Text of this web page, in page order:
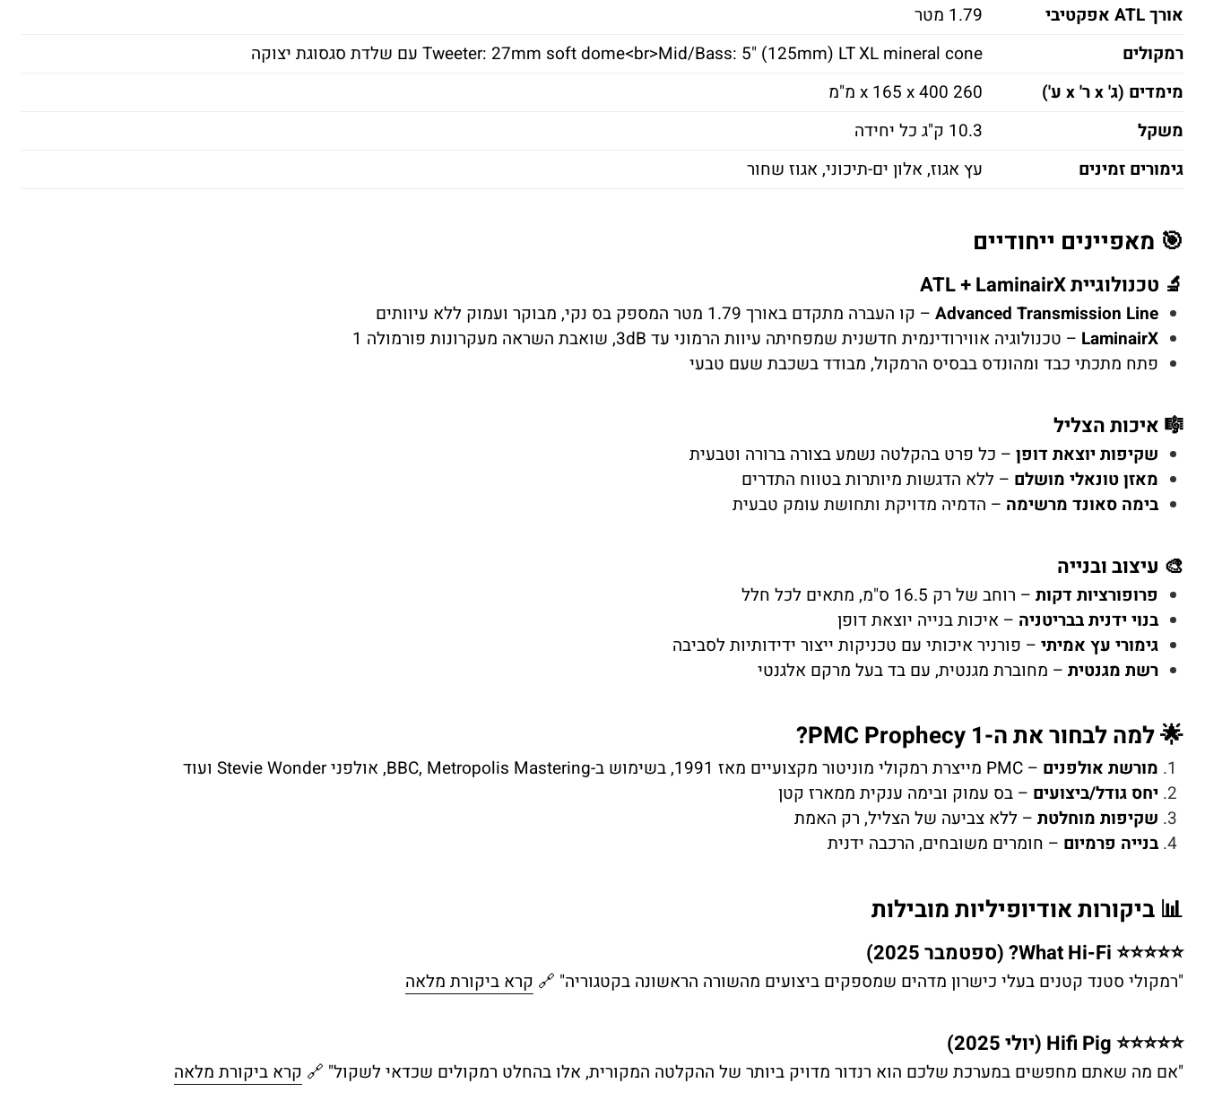
אורך ATL אפקטיבי
1.79 מטר
רמקולים
Tweeter: 27mm soft dome<br>Mid/Bass: 5" (125mm) LT XL mineral cone עם שלדת סגסוגת יצוקה
מימדים (ג' x ר' x ע')
260 x 165 x 400 מ"מ
משקל
10.3 ק"ג כל יחידה
גימורים זמינים
עץ אגוז, אלון ים-תיכוני, אגוז שחור
🎯 מאפיינים ייחודיים
🔬 טכנולוגיית ATL + LaminairX
Advanced Transmission Line – קו העברה מתקדם באורך 1.79 מטר המספק בס נקי, מבוקר ועמוק ללא עיוותים
LaminairX – טכנולוגיה אווירודינמית חדשנית שמפחיתה עיוות הרמוני עד 3dB, שואבת השראה מעקרונות פורמולה 1
פתח מתכתי כבד ומהונדס בבסיס הרמקול, מבודד בשכבת שעם טבעי
🎼 איכות הצליל
שקיפות יוצאת דופן – כל פרט בהקלטה נשמע בצורה ברורה וטבעית
מאזן טונאלי מושלם – ללא הדגשות מיותרות בטווח התדרים
בימה סאונד מרשימה – הדמיה מדויקת ותחושת עומק טבעית
🎨 עיצוב ובנייה
פרופורציות דקות – רוחב של רק 16.5 ס"מ, מתאים לכל חלל
בנוי ידנית בבריטניה – איכות בנייה יוצאת דופן
גימורי עץ אמיתי – פורניר איכותי עם טכניקות ייצור ידידותיות לסביבה
רשת מגנטית – מחוברת מגנטית, עם בד בעל מרקם אלגנטי
🌟 למה לבחור את ה-PMC Prophecy 1?
מורשת אולפנים – PMC מייצרת רמקולי מוניטור מקצועיים מאז 1991, בשימוש ב-BBC, Metropolis Mastering, אולפני Stevie Wonder ועוד
יחס גודל/ביצועים – בס עמוק ובימה ענקית ממארז קטן
שקיפות מוחלטת – ללא צביעה של הצליל, רק האמת
בנייה פרמיום – חומרים משובחים, הרכבה ידנית
📊 ביקורות אודיופיליות מובילות
⭐⭐⭐⭐⭐ What Hi-Fi? (ספטמבר 2025)
"רמקולי סטנד קטנים בעלי כישרון מדהים שמספקים ביצועים מהשורה הראשונה בקטגוריה" 🔗 קרא ביקורת מלאה
⭐⭐⭐⭐⭐ Hifi Pig (יולי 2025)
"אם מה שאתם מחפשים במערכת שלכם הוא רנדור מדויק ביותר של ההקלטה המקורית, אלו בהחלט רמקולים שכדאי לשקול" 🔗 קרא ביקורת מלאה